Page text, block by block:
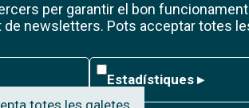
per garantir el bon
newsletters. Pots acceptar totes
Estadístiques
Estadístiques ▸
totes les galetes